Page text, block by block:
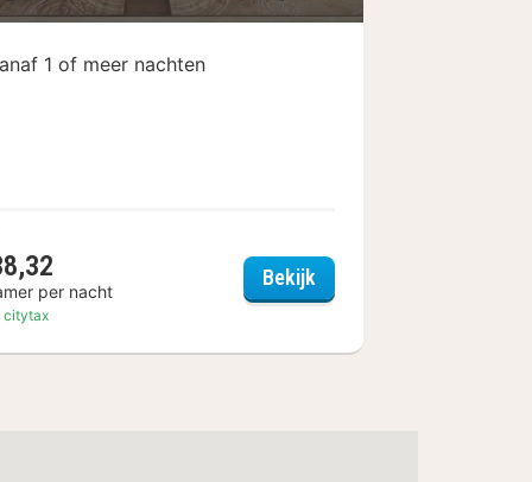
Hamburg
1 of meer nachten
per nacht
citytax
BekijkHamburg Marriott Hotel